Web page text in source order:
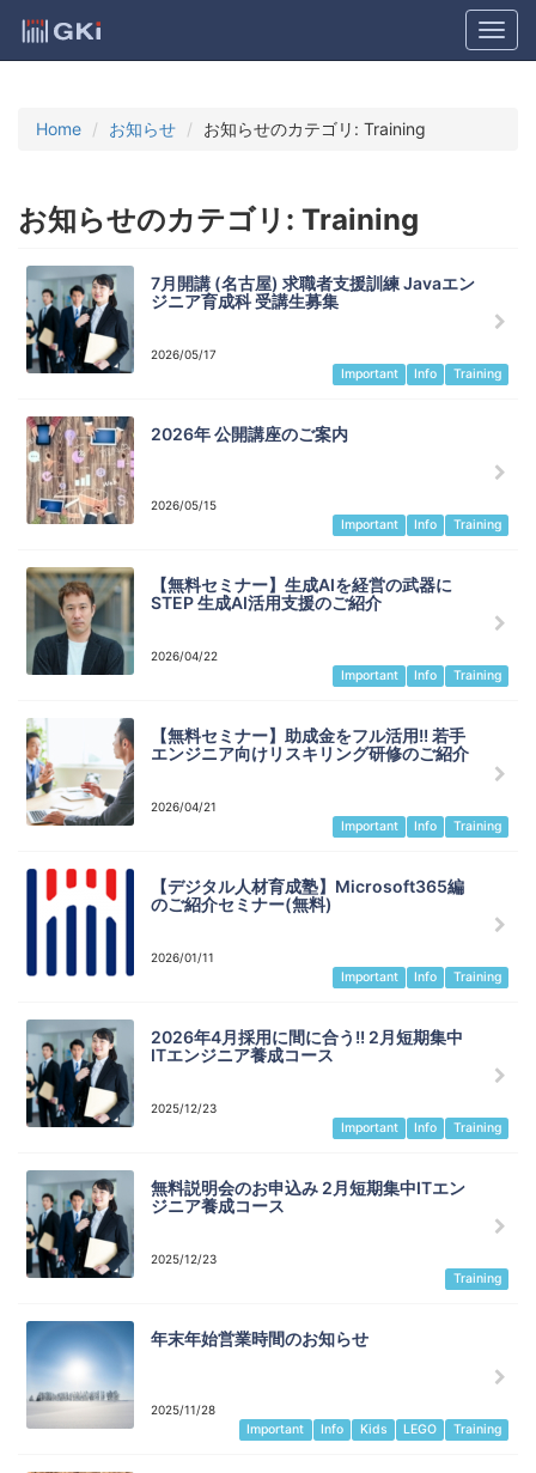
Home お知らせ お知らせのカテゴリ: Training
お知らせのカテゴリ: Training
7月開講 (名古屋) 求職者支援訓練 Javaエン
ジニア育成科 受講生募集
2026/05/17
Important Info Training
2026年 公開講座のご案内
2026/05/15
Important Info Training
【無料セミナー】生成AIを経営の武器に
STEP 生成AI活用支援のご紹介
2026/04/22
Important Info Training
【無料セミナー】助成金をフル活用!! 若手
エンジニア向けリスキリング研修のご紹介
2026/04/21
Important Info Training
【デジタル人材育成塾】Microsoft365編
のご紹介セミナー(無料)
2026/01/11
Important Info Training
2026年4月採用に間に合う!! 2月短期集中
ITエンジニア養成コース
2025/12/23
Important Info Training
無料説明会のお申込み 2月短期集中ITエン
ジニア養成コース
2025/12/23
Training
年末年始営業時間のお知らせ
2025/11/28
Important Info Kids LEGO Training